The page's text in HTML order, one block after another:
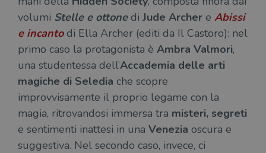
volumi Stelle e ottonedi Jude Archer e Abissi
e incantodi Ella Archer (editi da Il Castoro): nel
primo caso la protagonista è Ambra Valmori,
una studentessa dell’Accademia delle arti
magiche di Seledia che scopre
improvvisamente il proprio legame con la
magia, ritrovandosi immersa tra misteri, segreti
e sentimenti inattesi in una Venezia oscura e
suggestiva. Nel secondo caso, invece, ci